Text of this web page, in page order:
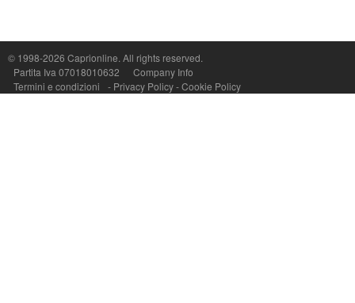
© 1998-2026 Caprionline. All rights reserved.
Partita Iva 07018010632
Company Info
Termini e condizioni
- Privacy Policy-Cookie Policy
P.Iva, C.F. e n.Reg.Imprese Napoli: 07018010632 - Rea n.557643